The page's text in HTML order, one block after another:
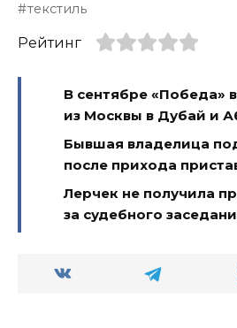
текстиль
Рейтинг
В сентябре «Победа»
из Москвы в Дубай и
Бывшая владелица
после прихода
Лерчек не получила
за судебного